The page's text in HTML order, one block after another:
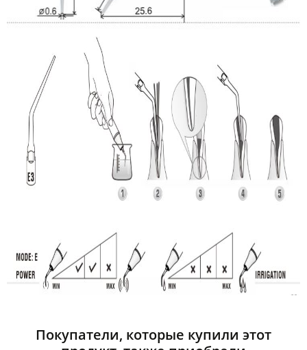
Покупатели, которые купили этот